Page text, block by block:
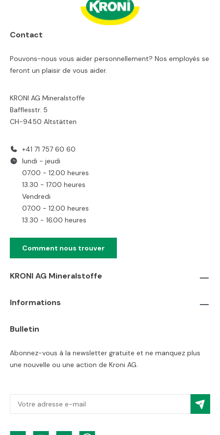
Contact
Pouvons-nous vous aider personnellement? Nos employés se
feront un plaisir de vous aider.
KRONI AG Mineralstoffe
Bafflesstr. 5
CH-9450 Altstätten
+41 71 757 60 60
lundi - jeudi
07.00 - 12.00 heures
13.30 - 17.00 heures
Vendredi
07.00 - 12.00 heures
13.30 - 16.00 heures
Comment nous trouver
KRONI AG Mineralstoffe
Informations
Bulletin
Abonnez-vous à la newsletter gratuite et ne manquez plus
une nouvelle ou une action de Kroni AG.